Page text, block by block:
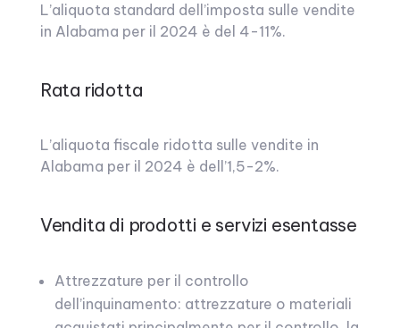
L’aliquota standard dell’imposta sulle vendite
in Alabama per il 2024 è del 4-11%.
Rata ridotta
L’aliquota fiscale ridotta sulle vendite in
Alabama per il 2024 è dell’1,5-2%.
Vendita di prodotti e servizi esentasse
Attrezzature per il controllo
dell’inquinamento: attrezzature o materiali